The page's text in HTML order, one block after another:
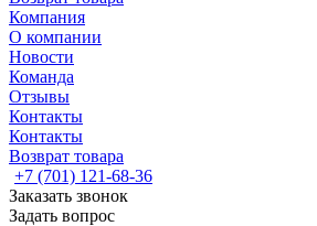
Компания
О компании
Новости
Команда
Отзывы
Контакты
Контакты
Возврат товара
+7 (701) 121-68-36
Заказать звонок
Задать вопрос